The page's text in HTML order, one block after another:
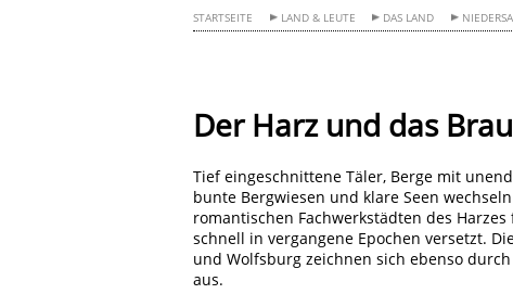
STARTSEITE LAND & LEUTE DAS LAND
Der Harz und das
Tief eingeschnittene Täler, Berge mit
bunte Bergwiesen und klare Seen
romantischen Fachwerkstädten des
schnell in vergangene Epochen versetzt.
und Wolfsburg zeichnen sich ebenso
aus.